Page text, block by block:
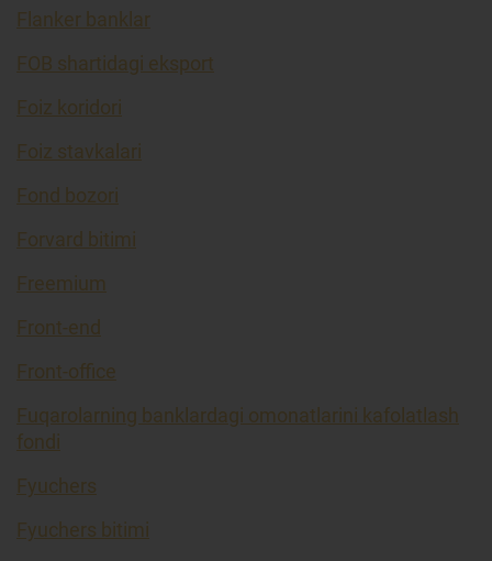
Flanker banklar
FOB shartidagi eksport
Foiz koridori
Foiz stavkalari
Fond bozori
Forvard bitimi
Freemium
Front-end
Front-office
Fuqarolarning banklardagi omonatlarini kafolatlash
fondi
Fyuchers
Fyuchers bitimi